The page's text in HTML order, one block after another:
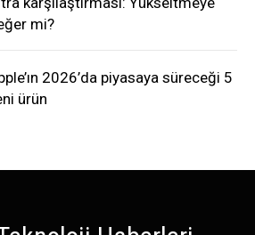
mi?
2026’da piyasaya süreceği 5
ürün